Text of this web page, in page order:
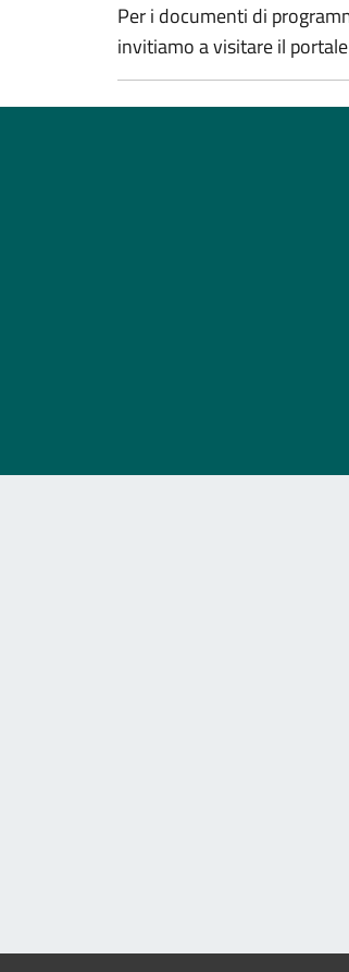
Per i documenti di
invitiamo a visitare il